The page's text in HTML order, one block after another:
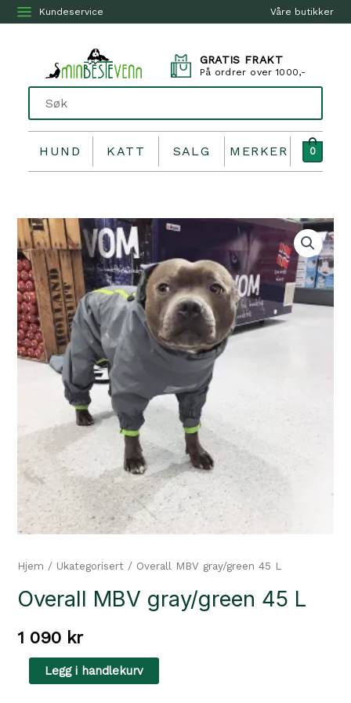
Våre butikker
Kundeservice
GRATIS FRAKT
På ordrer over 1000,-
HUND KATT SALG MERKER 0
Hjem / Ukategorisert / Overall MBV gray/green 45 L
Overall MBV gray/green 45 L
1 090 kr
Overall
MBV
Legg i handlekurv